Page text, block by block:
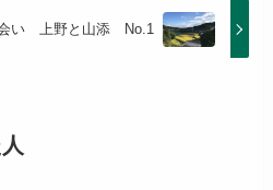
い 上野と山添 No.1